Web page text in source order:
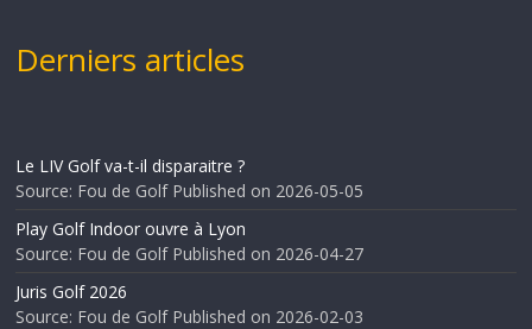
Derniers articles
Le LIV Golf va-t-il disparaitre ?
Source: Fou de Golf Published on 2026-05-05
Play Golf Indoor ouvre à Lyon
Source: Fou de Golf Published on 2026-04-27
Juris Golf 2026
Source: Fou de Golf Published on 2026-02-03